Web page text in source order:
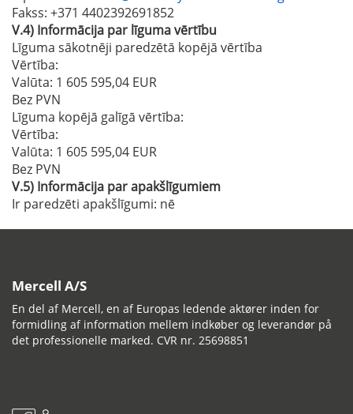
Fakss: +371 4402392691852
V.4) Informācija par līguma vērtību
Līguma sākotnēji paredzētā kopējā vērtība
Vērtība:
Valūta: 1 605 595,04 EUR
Bez PVN
Līguma kopējā galīgā vērtība:
Vērtība:
Valūta: 1 605 595,04 EUR
Bez PVN
V.5) Informācija par apakšlīgumiem
Ir paredzēti apakšlīgumi: nē
Mercell A/S
En del af Mercell, en af Europas ledende aktører inden for
formidling af information mellem indkøber og leverandør på
det professionelle marked. CVR nr. 25698851